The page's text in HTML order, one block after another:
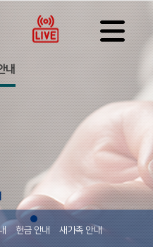
내
헌금 안내 새가족 안내